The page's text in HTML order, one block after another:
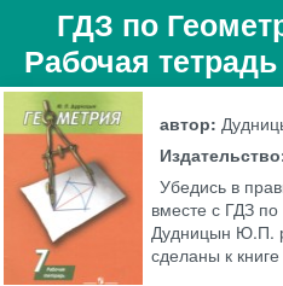
ГДЗ по
Рабочая
автор:
Убедись в
вместе с ГДЗ
Дудницын Ю.П.
сделаны к